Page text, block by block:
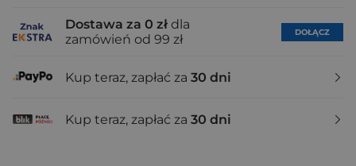
Dostawa za 0 zł dla
zamówień od 99 zł
DOŁĄCZ
Kup teraz, zapłać za 30 dni
Kup teraz, zapłać za 30 dni